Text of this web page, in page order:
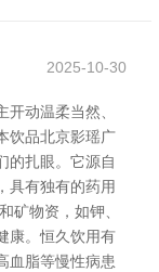
2025-10-30
动温柔当然、
饮品北京影瑶广
的扎眼。它源自
具有独有的药用
矿物资，如钾、
康。恒久饮用有
血脂等慢性病患